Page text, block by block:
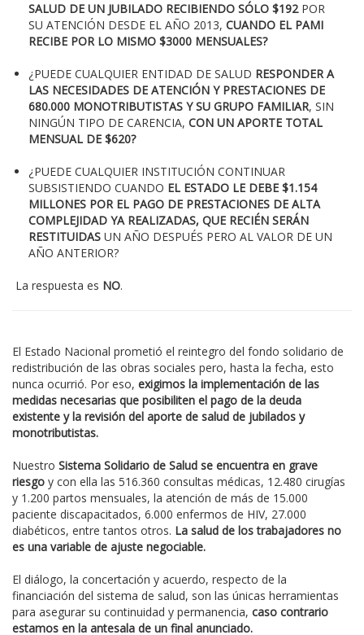
SALUD DE UN JUBILADO RECIBIENDO SÓLO $192POR
SU ATENCIÓN DESDE EL AÑO 2013, CUANDO EL PAMI
RECIBE POR LO MISMO $3000 MENSUALES?
¿PUEDE CUALQUIER ENTIDAD DE SALUD RESPONDER A
LAS NECESIDADES DE ATENCIÓN Y PRESTACIONES DE
680.000 MONOTRIBUTISTAS Y SU GRUPO FAMILIAR, SIN
NINGÚN TIPO DE CARENCIA, CON UN APORTE TOTAL
MENSUAL DE $620?
¿PUEDE CUALQUIER INSTITUCIÓN CONTINUAR
SUBSISTIENDO CUANDO EL ESTADO LE DEBE $1.154
MILLONES POR EL PAGO DE PRESTACIONES DE ALTA
COMPLEJIDAD YA REALIZADAS, QUE RECIÉN SERÁN
RESTITUIDAS UN AÑO DESPUÉS PERO AL VALOR DE UN
AÑO ANTERIOR?
La respuesta es NO.
El Estado Nacional prometió el reintegro del fondo solidario de
redistribución de las obras sociales pero, hasta la fecha, esto
nunca ocurrió. Por eso, exigimos la implementación de las
medidas necesarias que posibiliten el pago de la deuda
existente y la revisión del aporte de salud de jubilados y
monotributistas.
Nuestro Sistema Solidario de Salud se encuentra en grave
riesgo y con ella las 516.360 consultas médicas, 12.480 cirugías
y 1.200 partos mensuales, la atención de más de 15.000
paciente discapacitados, 6.000 enfermos de HIV, 27.000
diabéticos, entre tantos otros. La salud de los trabajadores no
es una variable de ajuste negociable.
El diálogo, la concertación y acuerdo, respecto de la
financiación del sistema de salud, son las únicas herramientas
para asegurar su continuidad y permanencia, caso contrario
estamos en la antesala de un final anunciado.